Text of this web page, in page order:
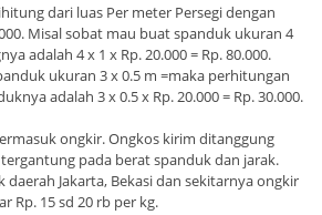
dari luas Per meter Persegi dengan
Misal sobat mau buat spanduk ukuran 4
adalah 4 x 1 x Rp. 20.000 = Rp. 80.000.
ukuran 3 x 0.5 m =maka perhitungan
adalah 3 x 0.5 x Rp. 20.000 = Rp. 30.000.
ongkir. Ongkos kirim ditanggung
pada berat spanduk dan jarak.
daerah Jakarta, Bekasi dan sekitarnya ongkir
Rp. 15 sd 20 rb per kg.